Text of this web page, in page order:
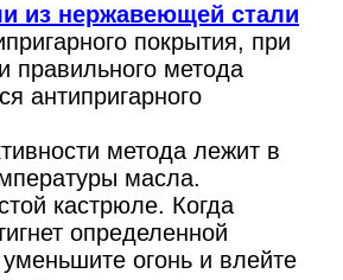
из нержавеющей стали
покрытия, при
правильного метода
антипригарного
метода лежит в
масла.
кастрюле. Когда
определенной
огонь и влейте